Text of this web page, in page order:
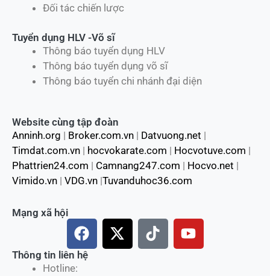
Đối tác chiến lược
Tuyển dụng HLV -Võ sĩ
Thông báo tuyển dụng HLV
Thông báo tuyển dụng võ sĩ
Thông báo tuyển chi nhánh đại diện
Website cùng tập đoàn
Anninh.org | Broker.com.vn | Datvuong.net |
Timdat.com.vn | hocvokarate.com | Hocvotuve.com |
Phattrien24.com | Camnang247.com | Hocvo.net |
Vimido.vn | VDG.vn |Tuvanduhoc36.com
Hotline:
Mạng xã hội
F
a
c
X
-
T
i
Y
o
Thông tin liên hệ